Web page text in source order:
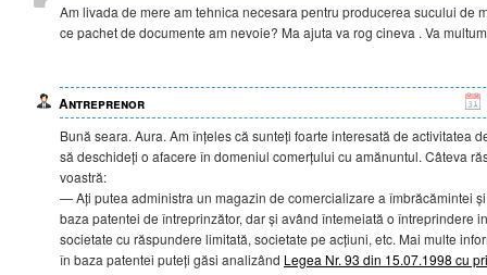
Am livada de mere am tehnica necesara pentru producerea sucului de
ce pachet de documente am nevoie? Ma ajuta va rog cineva . Va
Antreprenor
Bună seara. Aura. Am înțeles că sunteți foarte interesată de activitatea
să deschideți o afacere în domeniul comerțului cu amănuntul. Câteva
voastră:
— Ați putea administra un magazin de comercializare a îmbrăcămintei
baza patentei de întreprinzător, dar și având întemeiată o întreprindere
societate cu răspundere limitată, societate pe acțiuni, etc. Mai multe
în baza patentei puteți găsi analizând Legea Nr. 93 din 15.07.1998 cu